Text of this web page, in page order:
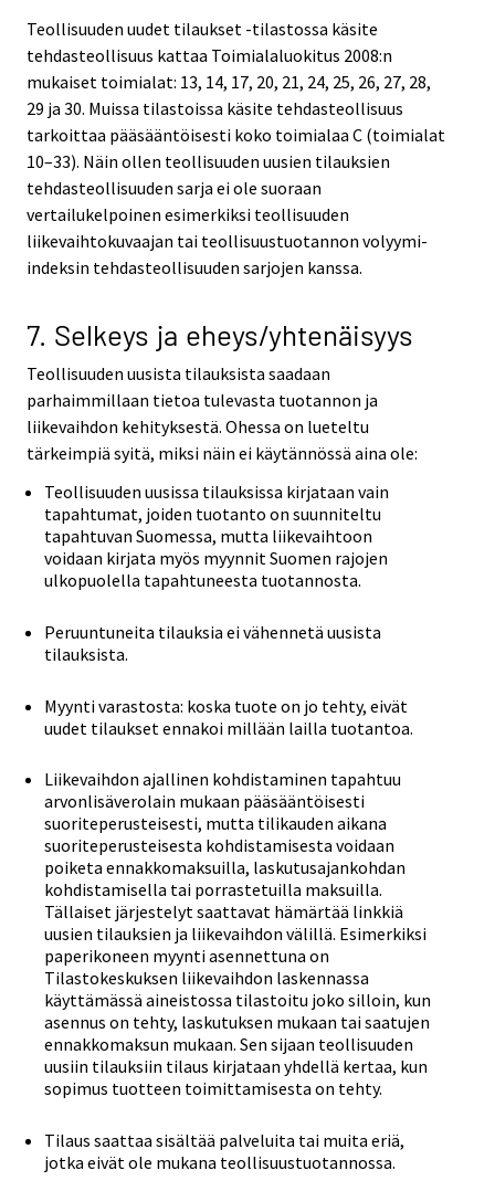
Teollisuuden uudet tilaukset -tilastossa käsite
tehdasteollisuus kattaa Toimialaluokitus 2008:n
mukaiset toimialat: 13, 14, 17, 20, 21, 24, 25, 26, 27, 28,
29 ja 30. Muissa tilastoissa käsite tehdasteollisuus
tarkoittaa pääsääntöisesti koko toimialaa C (toimialat
10–33). Näin ollen teollisuuden uusien tilauksien
tehdasteollisuuden sarja ei ole suoraan
vertailukelpoinen esimerkiksi teollisuuden
liikevaihtokuvaajan tai teollisuustuotannon volyymi-
indeksin tehdasteollisuuden sarjojen kanssa.
7. Selkeys ja eheys/yhtenäisyys
Teollisuuden uusista tilauksista saadaan
parhaimmillaan tietoa tulevasta tuotannon ja
liikevaihdon kehityksestä. Ohessa on lueteltu
tärkeimpiä syitä, miksi näin ei käytännössä aina ole:
Teollisuuden uusissa tilauksissa kirjataan vain
tapahtumat, joiden tuotanto on suunniteltu
tapahtuvan Suomessa, mutta liikevaihtoon
voidaan kirjata myös myynnit Suomen rajojen
ulkopuolella tapahtuneesta tuotannosta.
Peruuntuneita tilauksia ei vähennetä uusista
tilauksista.
Myynti varastosta: koska tuote on jo tehty, eivät
uudet tilaukset ennakoi millään lailla tuotantoa.
Liikevaihdon ajallinen kohdistaminen tapahtuu
arvonlisäverolain mukaan pääsääntöisesti
suoriteperusteisesti, mutta tilikauden aikana
suoriteperusteisesta kohdistamisesta voidaan
poiketa ennakkomaksuilla, laskutusajankohdan
kohdistamisella tai porrastetuilla maksuilla.
Tällaiset järjestelyt saattavat hämärtää linkkiä
uusien tilauksien ja liikevaihdon välillä. Esimerkiksi
paperikoneen myynti asennettuna on
Tilastokeskuksen liikevaihdon laskennassa
käyttämässä aineistossa tilastoitu joko silloin, kun
asennus on tehty, laskutuksen mukaan tai saatujen
ennakkomaksun mukaan. Sen sijaan teollisuuden
uusiin tilauksiin tilaus kirjataan yhdellä kertaa, kun
sopimus tuotteen toimittamisesta on tehty.
Tilaus saattaa sisältää palveluita tai muita eriä,
jotka eivät ole mukana teollisuustuotannossa.